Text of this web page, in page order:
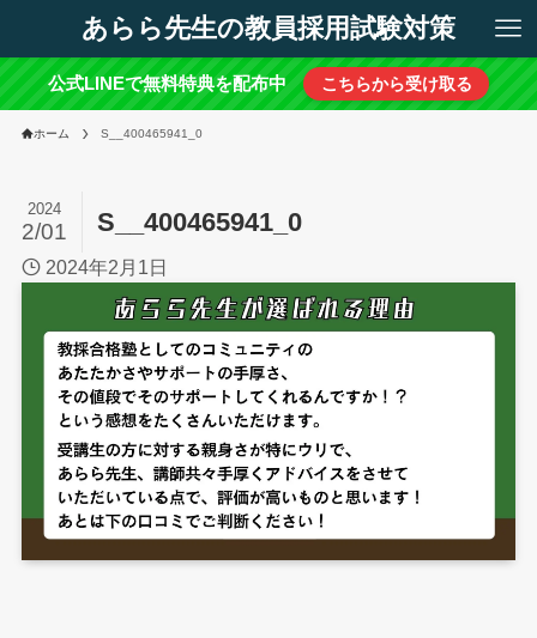
あらら先生の教員採用試験対策
公式LINEで無料特典を配布中 こちらから受け取る
ホーム S__400465941_0
S__400465941_0
2024
2/01
2024年2月1日